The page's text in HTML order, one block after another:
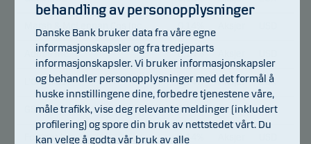
Marsh & McLennan Cos Inc. 0,14%
Adobe Inc. 0,14%
L'Oreal S.A. 0,14% Aksjer EUR
GSK Plc 0,14% Aksjer GBP
Fortinet Inc. 0,14%
behandling av personopplysninger
Danske Bank bruker data fra våre egne
informasjonskapsler og fra tredjeparts
informasjonskapsler. Vi bruker informasjonskapsler
og behandler personopplysninger med det formål å
huske innstillingene dine, forbedre tjenestene våre,
måle trafikk, vise deg relevante meldinger (inkludert
profilering) og spore din bruk av nettstedet vårt. Du
kan velge å godta vår bruk av alle